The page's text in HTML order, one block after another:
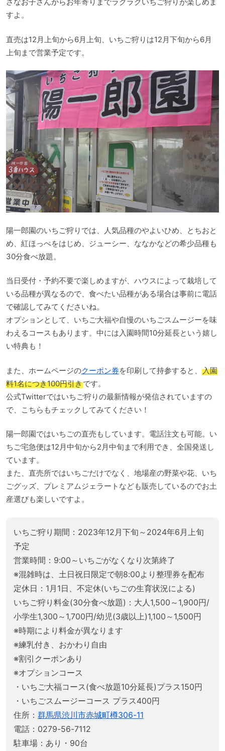
さなお子さんからお年寄りまでラクラクいちご狩りが楽しめま
すよ。
直売は12月上旬から6月上旬、いちご狩りは12月下旬から6月
上旬まで営業予定です。
陽一郎園のいちご狩りでは、人気品種のやよいひめ、とちおと
め、紅ほっぺをはじめ、ジューシー、ななかなどの希少品種も
30分食べ放題。
当日受付・予約不要で楽しめますが、ハウスによって栽培して
いる品種が異なるので、食べたい品種がある場合は事前に電話
で確認してみてくださいね。
オプションとして、いちご大福や自慢のいちごスムージーを味
わえるコースもあります。中には入園時間10分延長という嬉し
い特典も！
また、ホームページのクーポン券を印刷して持参すると、 入園
料1名につき100円引きです。
公式Twitterではいちご狩りの最新情報が発信されていますの
で、こちらもチェックしてみてください！
陽一郎園ではいちごの直売もしています。電話注文も可能。い
ちご宅急便は12月中旬から2月中旬まで利用でき、全国発送し
ています。
また、直売所ではいちごだけでなく、地場産の野菜や花、いち
ごグッズ、プレミアムジェラートなども販売しているのでお土
産選びも楽しいですよ。
いちご狩り期間：2023年12月下旬～2024年6月上旬
予定
営業時間：9:00～いちごがなくなり次第終了
※混雑時は、土日祝日限定で朝8:00より整理券を配布
定休日：1月1日、不定休(いちごの生育状況による)
いちご狩り料金(30分食べ放題)：大人1,500～1,900円/
小学生1,300～1,700円/幼児(3歳以上)1,100～1,500円
※時期により料金が異なります
※練乳付き、おかわり自由
※割引クーポンあり
※オプションコース
・いちご大福コース(食べ放題10分延長)プラス150円
・いちごスムージーコース プラス400円
住所： 群馬県渋川市赤城町樽306-11
電話：0279-56-7112
駐車場：あり・90台